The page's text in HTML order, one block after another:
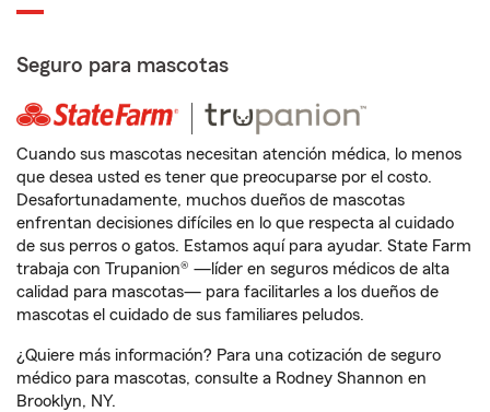
Seguro para mascotas
Cuando sus mascotas necesitan atención médica, lo menos
que desea usted es tener que preocuparse por el costo.
Desafortunadamente, muchos dueños de mascotas
enfrentan decisiones difíciles en lo que respecta al cuidado
de sus perros o gatos. Estamos aquí para ayudar. State Farm
trabaja con Trupanion® —líder en seguros médicos de alta
calidad para mascotas— para facilitarles a los dueños de
mascotas el cuidado de sus familiares peludos.
¿Quiere más información? Para una cotización de seguro
médico para mascotas, consulte a Rodney Shannon en
Brooklyn, NY.